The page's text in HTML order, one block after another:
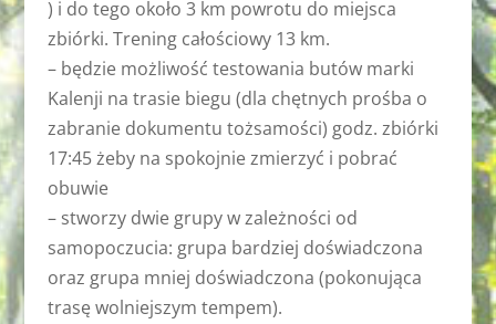
) i do tego około 3 km powrotu do miejsca
zbiórki. Trening całościowy 13 km.
– będzie możliwość testowania butów marki
Kalenji na trasie biegu (dla chętnych prośba o
zabranie dokumentu tożsamości) godz. zbiórki
17:45 żeby na spokojniezmierzyć i pobrać
obuwie
– stworzy dwie grupy w zależności od
samopoczucia: grupa bardziej doświadczona
oraz grupa mniej doświadczona (pokonująca
trasę wolniejszym tempem).